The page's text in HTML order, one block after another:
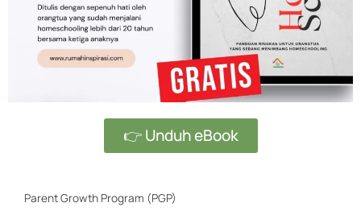
👉 Unduh eBook
Parent Growth Program (PGP)